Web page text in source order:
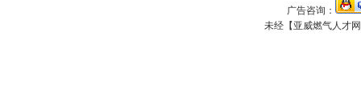
广告咨询：
未经【亚威燃气人才